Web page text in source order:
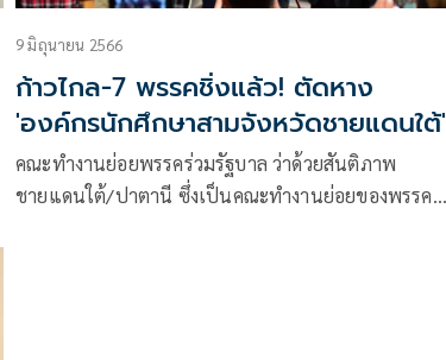
9 มิถุนายน 2566
ก้าวไกล-7 พรรคชิ่งแล้ว! ตัดหาง
'องค์กรนักศึกษาสามจังหวัดชายแดนใต้'
คณะทำงานย่อยพรรคร่วมรัฐบาล ว่าด้วยสันติภาพ
ชายแดนใต้/ปาตานี ซึ่งเป็นคณะทำงานย่อยของพรรค